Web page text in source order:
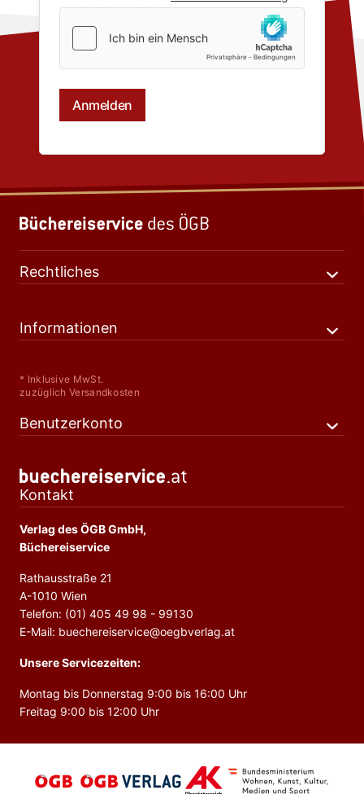
Rechtliches
Informationen
* Inklusive MwSt.
zuzüglich Versandkosten
Benutzerkonto
Kontakt
Verlag des ÖGB GmbH,
Büchereiservice
Rathausstraße 21
A-1010 Wien
Telefon: (01) 405 49 98 - 99130
E-Mail: buechereiservice@oegbverlag.at
Unsere Servicezeiten:
Montag bis Donnerstag 9:00 bis 16:00 Uhr
Freitag 9:00 bis 12:00 Uhr